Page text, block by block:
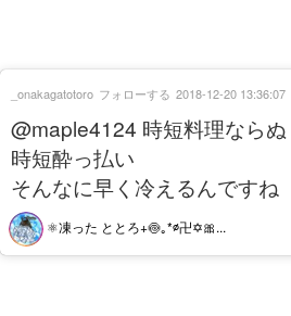
@maple4124 時短料理ならぬ
時短酔っ払い
そんなに早く冷えるんですね
⚛️凍った ととろ+🍥｡*∅卍✡🎀...
_onakagatotoro フォローする 2018-12-20 13:36:07